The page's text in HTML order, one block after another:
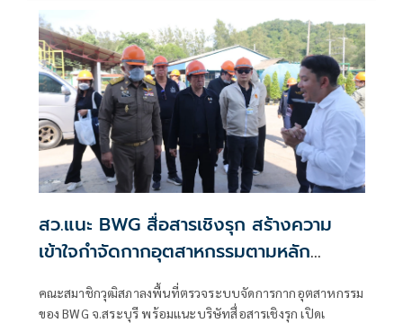
สว.แนะ BWG สื่อสารเชิงรุก สร้างความ
เข้าใจกำจัดกากอุตสาหกรรมตามหลัก
คณะสมาชิกวุฒิสภาลงพื้นที่ตรวจระบบจัดการกากอุตสาหกรรม
ของ BWG จ.สระบุรี พร้อมแนะบริษัทสื่อสารเชิงรุก เปิดเ